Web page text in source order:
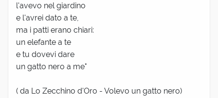
l'avevo nel giardino
e l'avrei dato a te,
ma i patti erano chiari:
un elefante a te
e tu dovevi dare
un gatto nero a me"
( da Lo Zecchino d'Oro - Volevo un gatto nero)